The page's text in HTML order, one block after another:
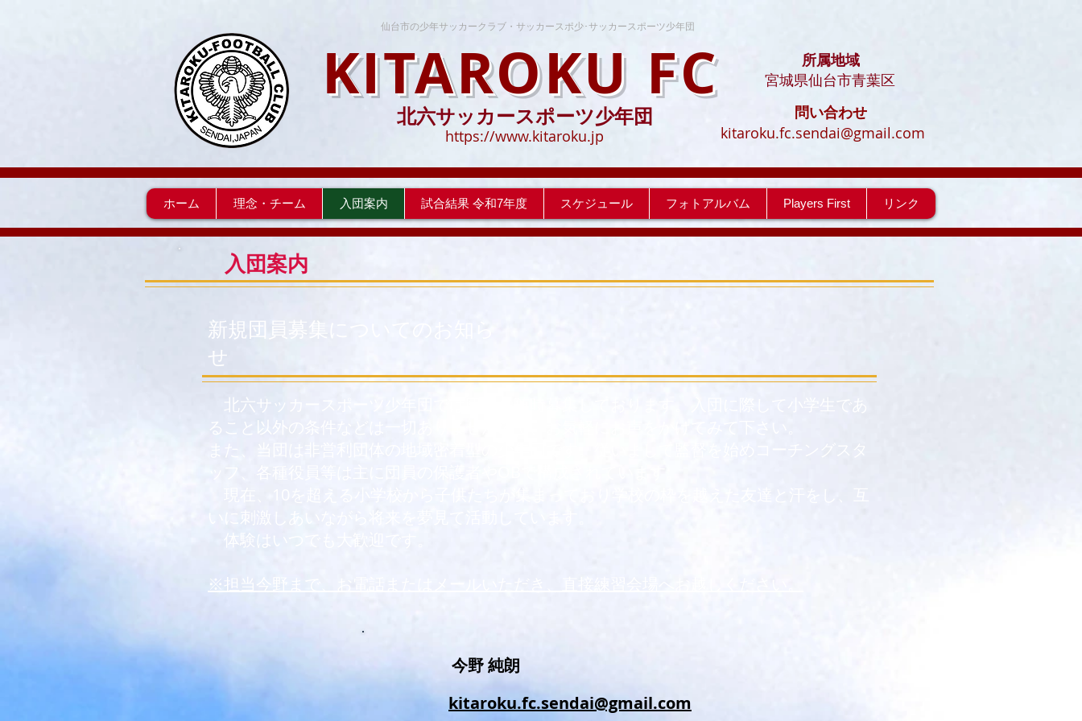
​仙台市の少年サッカークラブ・サッカースポ少･サッカースポーツ少年団
所属地域
​宮城県仙台市青葉区
問い合わせ
kitaroku.fc.sendai@gmail.com
KITAROKU FC
北六サッカースポーツ少年団
https://www.kitaroku.jp
ホーム 理念・チーム 入団案内 試合結果 令和7年度 スケジュール フォトアルバム Players First リンク
​入団案内
新規団員募集についてのお知ら
せ
北六サッカースポーツ少年団では団員を随時募集しております。入団に際して小学生であ
ること以外の条件などは一切ありませんので、お気軽にお声をかけてみて下さい。
また、当団は非営利団体の地域密着型の少年団です。従いまして監督を始めコーチングスタ
いに刺激しあいながら将来を夢見て活動しています。
​ 体験はいつでも大歓迎です。
※担当今野まで、お電話またはメールいただき、直接練習会場へお越しください。
今野 純朗
kitaroku.fc.sendai@gmail.com